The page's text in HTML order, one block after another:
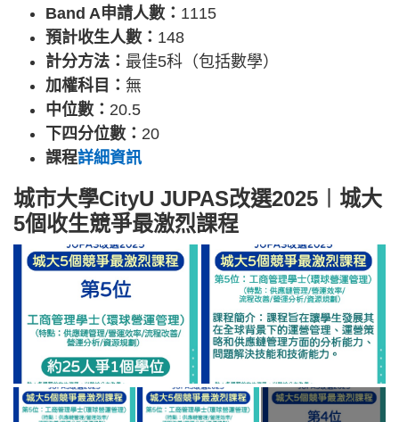
Band A申請人數： 1115
預計收生人數： 148
計分方法： 最佳5科（包括數學）
加權科目： 無
中位數： 20.5
下四分位數： 20
課程詳細資訊
城市大學CityU JUPAS改選2025︱城大
5個收生競爭最激烈課程